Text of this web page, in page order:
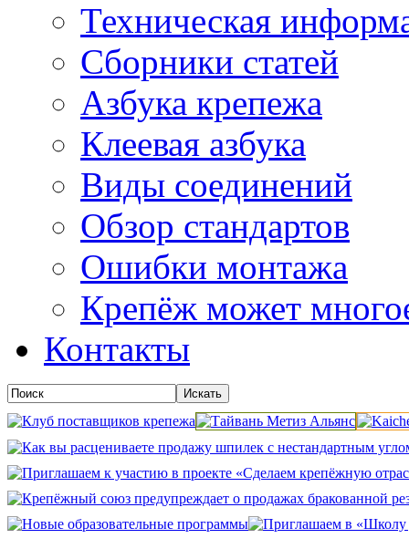
Техническая
Сборники статей
Азбука крепежа
Клеевая азбука
Виды соединений
Обзор стандартов
Ошибки монтажа
Крепёж может
Контакты